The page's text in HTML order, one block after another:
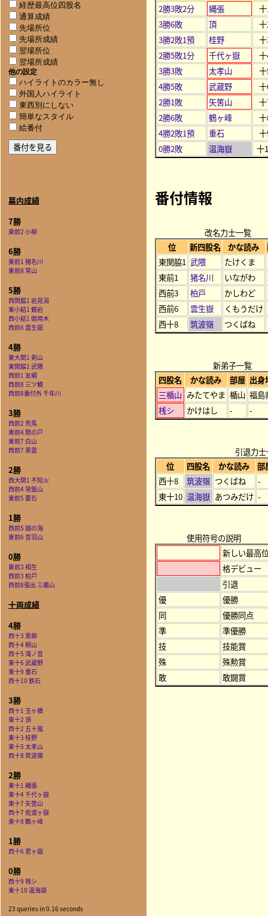
経歴最高位四股名
通算成績
先場所位
先場所成績
翌場所位
翌場所成績
他の設定
ハイライトのカラー無し
外国人ハイライト
東西別にしない
簡単なスタイル
絵番付
幕内成績
7勝
東前2 小柳
6勝
東前1 猪名川
東前8 常山
5勝
西関脇1 岩見潟
東小結1 鏡岩
西小結1 御用木
西前6 雲生嶽
4勝
東大関1 剣山
東関脇1 武隈
西前1 友綱
西前8 三ツ鱗
西前8番付外 千年川
3勝
西前2 荒馬
東前4 関の戸
東前7 白山
西前7 黒雲
2勝
西大関1 不知火
西前4 常盤山
東前5 要石
1勝
西前5 越の海
東前6 音羽山
0勝
東前3 相生
西前3 柏戸
西前8張出 三楯山
十両成績
4勝
西十3 黒柳
西十4 桐山
西十5 滝ノ音
東十6 武蔵野
東十9 重石
西十10 鉄石
3勝
西十1 玉ヶ橋
東十2 頂
西十2 五十嵐
東十3 桂野
東十5 太孝山
西十8 筑波嶺
2勝
東十1 縄張
東十4 千代ヶ嶽
東十7 矢筈山
西十7 佐渡ヶ嶽
東十8 鶴ヶ峰
1勝
西十6 君ヶ嶽
0勝
西十9 桟シ
東十10 温海嶽
23 queries in 0.16 seconds
2勝3敗2分
縄張
3勝6敗
頂
3勝2敗1預
桂野
2勝5敗1分
千代ヶ嶽
3勝3敗
太孝山
4勝5敗
武蔵野
2勝1敗
矢筈山
2勝6敗
鶴ヶ峰
4勝2敗1預
重石
0勝2敗
温海嶽 十
番付情報
改名力士一覧
位
新四股名 かな読み
東関脇1 武隈 たけくま
東前1
猪名川 いながわ
西前3
柏戸 かしわど
西前6
雲生嶽 くもうだけ
西十8
筑波嶺 つくばね
新弟子一覧
四股名
かな読み 部屋 出身
三楯山 みたてやま 楯山 福島
桟シ
かけはし - -
引退力
位
四股名 かな読み
部
西十8
筑波嶺 つくばね
-
東十10 温海嶽 あつみだけ -
使用符号の説明
新しい最高
格デビュー
引退
優
優勝
同
優勝同点
準
準優勝
技
技能賞
殊
殊勲賞
敢
敢闘賞